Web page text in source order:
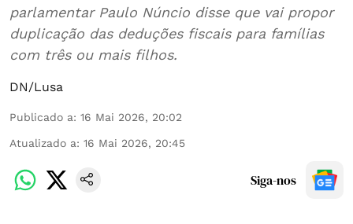
parlamentar Paulo Núncio disse que vai propor
duplicação das deduções fiscais para famílias
com três ou mais filhos.
DN/Lusa
Publicado a: 16 Mai 2026, 20:02
Atualizado a: 16 Mai 2026, 20:45
Siga-nos